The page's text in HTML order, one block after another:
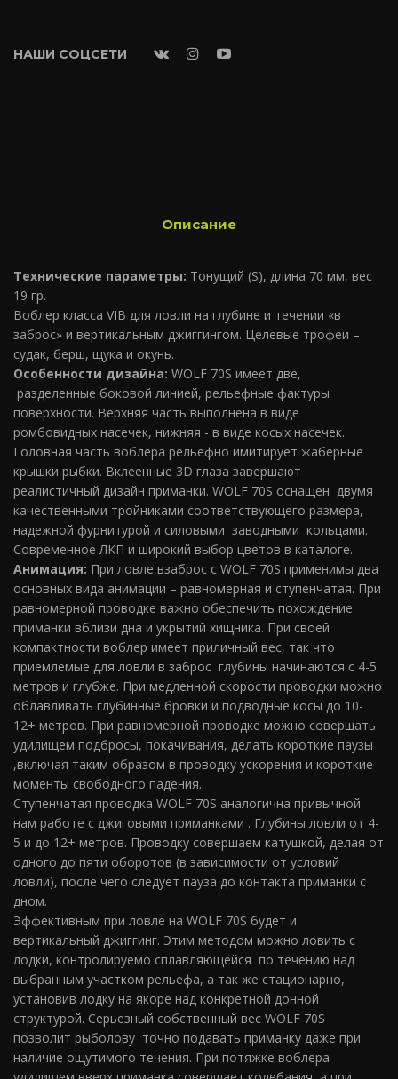
НАШИ СОЦСЕТИ
Описание
Технические параметры: Тонущий (S), длина 70 мм, вес
19 гр.
Воблер класса VIB для ловли на глубине и течении «в
заброс» и вертикальным джиггингом. Целевые трофеи –
судак, берш, щука и окунь.
Особенности дизайна: WOLF 70S имеет две,
разделенные боковой линией, рельефные фактуры
поверхности. Верхняя часть выполнена в виде
ромбовидных насечек, нижняя - в виде косых насечек.
Головная часть воблера рельефно имитирует жаберные
крышки рыбки. Вклеенные 3D глаза завершают
реалистичный дизайн приманки. WOLF 70S оснащен двумя
качественными тройниками соответствующего размера,
надежной фурнитурой и силовыми заводными кольцами.
Современное ЛКП и широкий выбор цветов в каталоге.
Анимация: При ловле взаброс с WOLF 70S применимы два
основных вида анимации – равномерная и ступенчатая. При
равномерной проводке важно обеспечить похождение
приманки вблизи дна и укрытий хищника. При своей
компактности воблер имеет приличный вес, так что
приемлемые для ловли в заброс глубины начинаются с 4-5
метров и глубже. При медленной скорости проводки можно
облавливать глубинные бровки и подводные косы до 10-
12+ метров. При равномерной проводке можно совершать
удилищем подбросы, покачивания, делать короткие паузы
,включая таким образом в проводку ускорения и короткие
моменты свободного падения.
Ступенчатая проводка WOLF 70S аналогична привычной
нам работе с джиговыми приманками . Глубины ловли от 4-
5 и до 12+ метров. Проводку совершаем катушкой, делая от
одного до пяти оборотов (в зависимости от условий
ловли), после чего следует пауза до контакта приманки с
дном.
Эффективным при ловле на WOLF 70S будет и
вертикальный джиггинг. Этим методом можно ловить с
лодки, контролируемо сплавляющейся по течению над
выбранным участком рельефа, а так же стационарно,
установив лодку на якоре над конкретной донной
структурой. Серьезный собственный вес WOLF 70S
позволит рыболову точно подавать приманку даже при
наличие ощутимого течения. При потяжке воблера